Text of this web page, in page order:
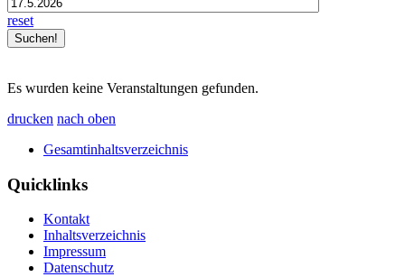
reset
Es wurden keine Veranstaltungen gefunden.
drucken nach oben
Gesamtinhaltsverzeichnis
Quicklinks
Kontakt
Inhaltsverzeichnis
Impressum
Datenschutz